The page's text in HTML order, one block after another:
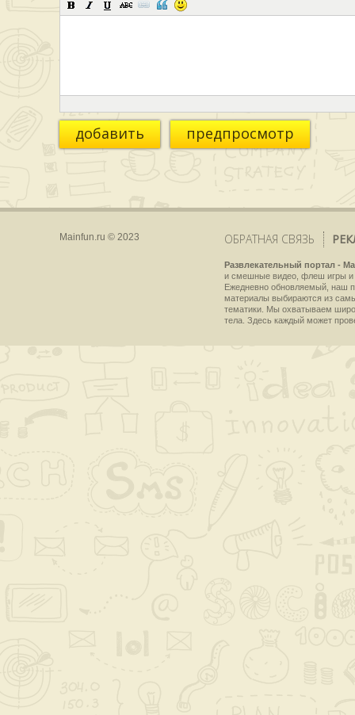
добавить предпросмотр
Mainfun.ru © 2023 ОБРАТНАЯ СВЯЗЬ
Развлекательный портал -
и смешные видео, флеш игры и
Ежедневно обновляемый, наш
материалы выбираются из
тематики. Мы охватываем
тела. Здесь каждый может